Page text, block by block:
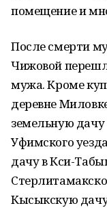
помещение и
После смерти
Чижовой
мужа. Кроме
деревне
земельную дачу
Уфимского
дачу в Кси-
Кысыкскую